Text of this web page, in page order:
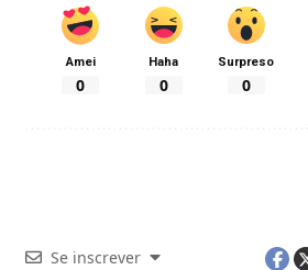
Amei
0
Haha
0
Surpreso
0
Se inscrever